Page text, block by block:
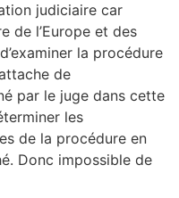
judiciaire car
de l’Europe et des
la procédure
de
par le juge dans cette
les
de la procédure en
Donc impossible de